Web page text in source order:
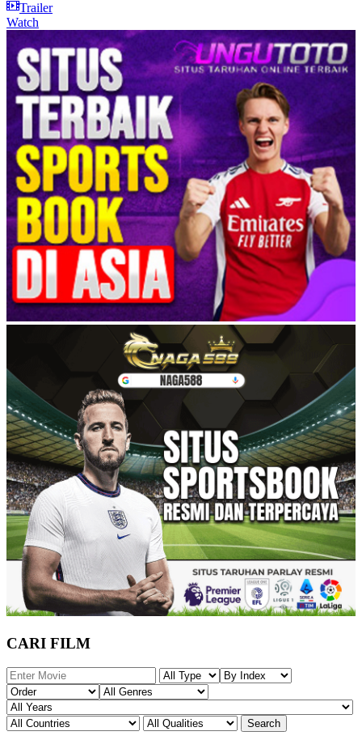
Trailer
Watch
CARI FILM